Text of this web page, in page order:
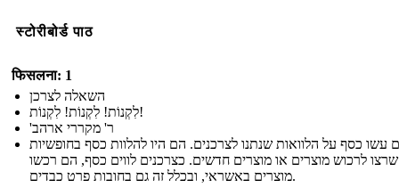
स्टोरीबोर्ड पाठ
फिसलना: 1
השאלה לצרכן
לִקְנוֹת! לִקְנוֹת! לִקְנוֹת!
'ר' מקררי ארהב
עשו כסף על הלוואות שנתנו לצרכנים. הם היו להלוות כסף בחופשיות
לרכוש מוצרים או מוצרים חדשים. כצרכנים לווים כסף, הם רכשו
מוצרים באשראי, ובכלל זה גם בחובות פרט כבדים.